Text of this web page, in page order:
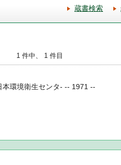
蔵書検索
1 件中、 1 件目
環境衛生センタ- -- 1971 --